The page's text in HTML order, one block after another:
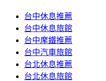
台中休息推薦
台中休息旅館
台中摩鐵推薦
台中汽車旅館
台北休息推薦
台北休息旅館